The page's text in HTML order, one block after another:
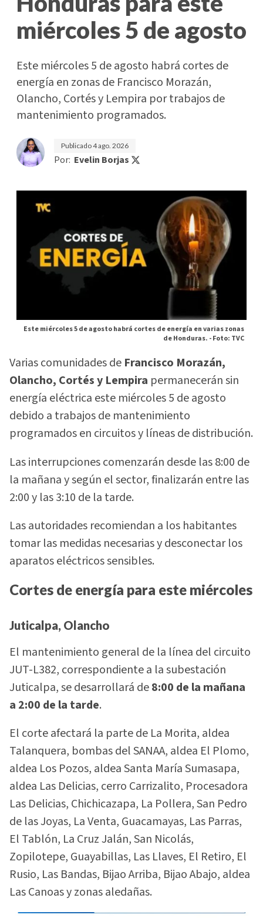
miércoles 5 de agosto
Este miércoles 5 de agosto habrá cortes de
energía en zonas de Francisco Morazán,
Olancho, Cortés y Lempira por trabajos de
mantenimiento programados.
Publicado4 ago. 2026
Por: Evelin Borjas
Este miércoles 5 de agosto habrá cortes de energía en varias zonas
de Honduras. -Foto: TVC
Varias comunidades de Francisco Morazán,
Olancho, Cortés y Lempira permanecerán sin
energía eléctrica este miércoles 5 de agosto
debido a trabajos de mantenimiento
programados en circuitos y líneas de distribución.
Las interrupciones comenzarán desde las 8:00 de
la mañana y según el sector, finalizarán entre las
2:00 y las 3:10 de la tarde.
Las autoridades recomiendan a los habitantes
tomar las medidas necesarias y desconectar los
aparatos eléctricos sensibles.
Cortes de energía para este miércoles
Juticalpa, Olancho
El mantenimiento general de la línea del circuito
JUT-L382, correspondiente a la subestación
Juticalpa, se desarrollará de8:00 de la mañana
a 2:00 de la tarde.
El corte afectará la parte de La Morita, aldea
Talanquera, bombas del SANAA, aldea El Plomo,
aldea Los Pozos, aldea Santa María Sumasapa,
aldea Las Delicias, cerro Carrizalito, Procesadora
Las Delicias, Chichicazapa, La Pollera, San Pedro
de las Joyas, La Venta, Guacamayas, Las Parras,
El Tablón, La Cruz Jalán, San Nicolás,
Zopilotepe, Guayabillas, Las Llaves, El Retiro, El
Rusio, Las Bandas, Bijao Arriba, Bijao Abajo, aldea
Las Canoas y zonas aledañas.